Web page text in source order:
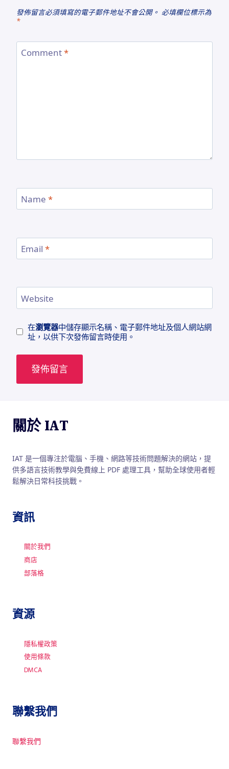
發佈留言必須填寫的電子郵件地址不會公開。 必填欄位標示為
*
Comment*
Name *
Email *
Website
在瀏覽器中儲存顯示名稱、電子郵件地址及個人網站網
址，以供下次發佈留言時使用。
關於 IAT
IAT 是一個專注於電腦、手機、網路等技術問題解決的網站，提
供多語言技術教學與免費線上 PDF 處理工具，幫助全球使用者輕
鬆解決日常科技挑戰。
資訊
關於我們
商店
部落格
資源
隱私權政策
使用條款
DMCA
聯繫我們
聯繫我們